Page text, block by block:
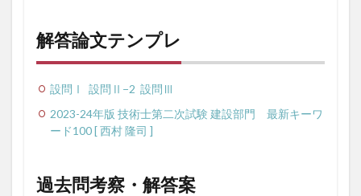
解答論文テンプレ
設問Ⅰ 設問Ⅱ−2 設問Ⅲ
2023-24年版 技術士第二次試験 建設部門 最新キーワ
ード100 [ 西村 隆司 ]
過去問考察・解答案